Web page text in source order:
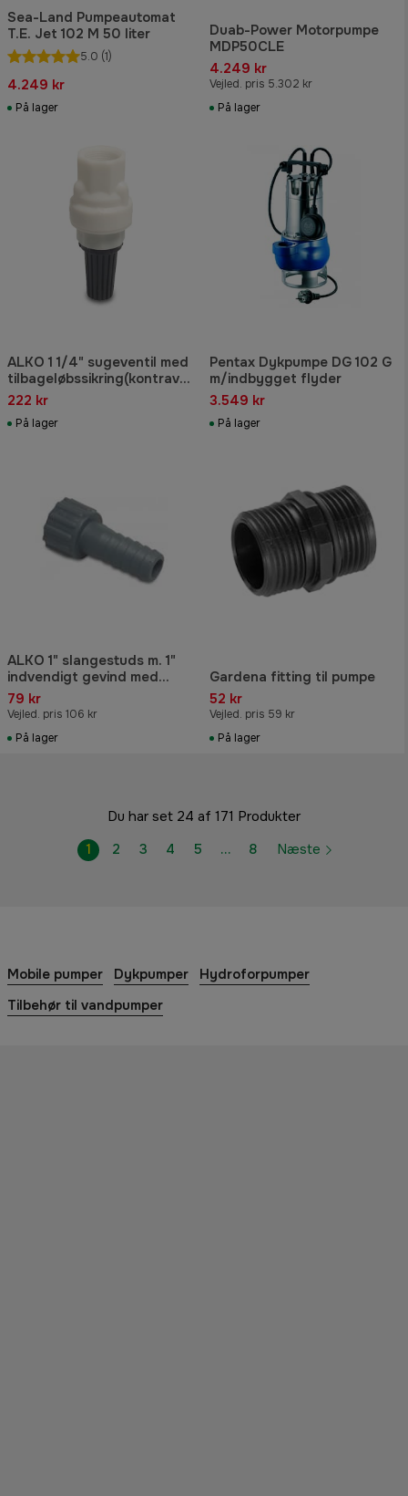
Sea-Land Pumpeautomat
T.E. Jet 102 M 50 liter
5.0 (1)
4.249 kr
På lager
Duab-Power Motorpumpe
MDP50CLE
4.249 kr
Vejled. pris 5.302 kr
På lager
ALKO 1 1/4" sugeventil med
tilbageløbssikring(kontrave
ntil)
222 kr
På lager
Pentax Dykpumpe DG 102 G
m/indbygget flyder
3.549 kr
På lager
ALKO 1" slangestuds m. 1"
indvendigt gevind med
forskruning
79 kr
Vejled. pris 106 kr
På lager
Gardena fitting til pumpe
52 kr
Vejled. pris 59 kr
På lager
Du har set 24 af 171 Produkter
1
2 3 4 5 … 8 Næste
Mobile pumper Dykpumper
Hydroforpumper
Tilbehør til vandpumper